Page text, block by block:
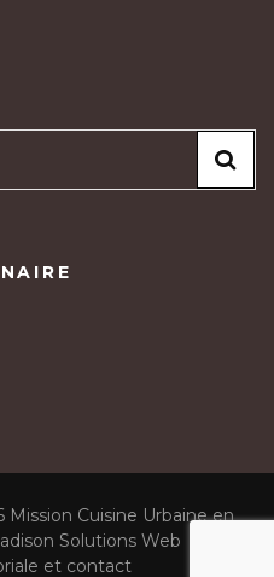
Cuisine Urbaine en
Solutions Web
et contact